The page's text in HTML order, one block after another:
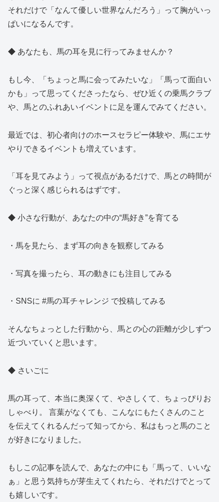
それだけで「なんて優しい世界なんだろう」って胸がいっ
ぱいになるんです。
◆ あなたも、馬の耳を見に行ってみませんか？
もし今、「ちょっと馬に会ってみたいな」「馬って面白い
かも」って思ってくださったなら、ぜひ近くの乗馬クラブ
や、馬とのふれあいイベントに足を運んでみてください。
最近では、初心者向けのホースセラピー体験や、馬にエサ
やりできるイベントも増えています。
「耳を見てみよう」って視点があるだけで、馬との時間が
ぐっと深く感じられるはずです。
◆ 小さな行動が、あなたの中の“馬好き”を育てる
・馬を見たら、まず耳の向きを観察してみる
・写真を撮ったら、耳の動きにも注目してみる
・SNSに #馬の耳チャレンジ で投稿してみる
そんなちょっとした行動から、馬との心の距離が少しずつ
近づいていくと思います。
◆ さいごに
馬の耳って、本当に奥深くて、やさしくて、ちょっぴりお
しゃべり。 言葉がなくても、こんなにもたくさんのこと
を伝えてくれるんだって知ってから、私はもっと馬のこと
が好きになりました。
もしこの記事を読んで、あなたの中にも「馬って、いいな
ぁ」と思う気持ちが芽生えてくれたら、それだけでとって
も嬉しいです。